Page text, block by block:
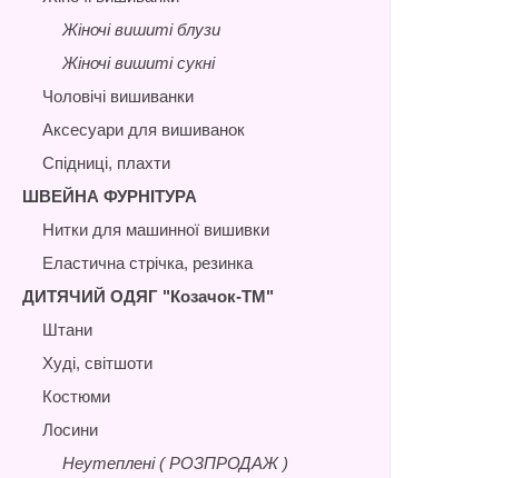
Жіночі вишиті блузи
Жіночі вишиті сукні
Чоловічі вишиванки
Аксесуари для вишиванок
Спідниці, плахти
ШВЕЙНА ФУРНІТУРА
Нитки для машинної вишивки
Еластична стрічка, резинка
ДИТЯЧИЙ ОДЯГ "Козачок-ТМ"
Штани
Худі, світшоти
Костюми
Лосини
Неутеплені ( РОЗПРОДАЖ )